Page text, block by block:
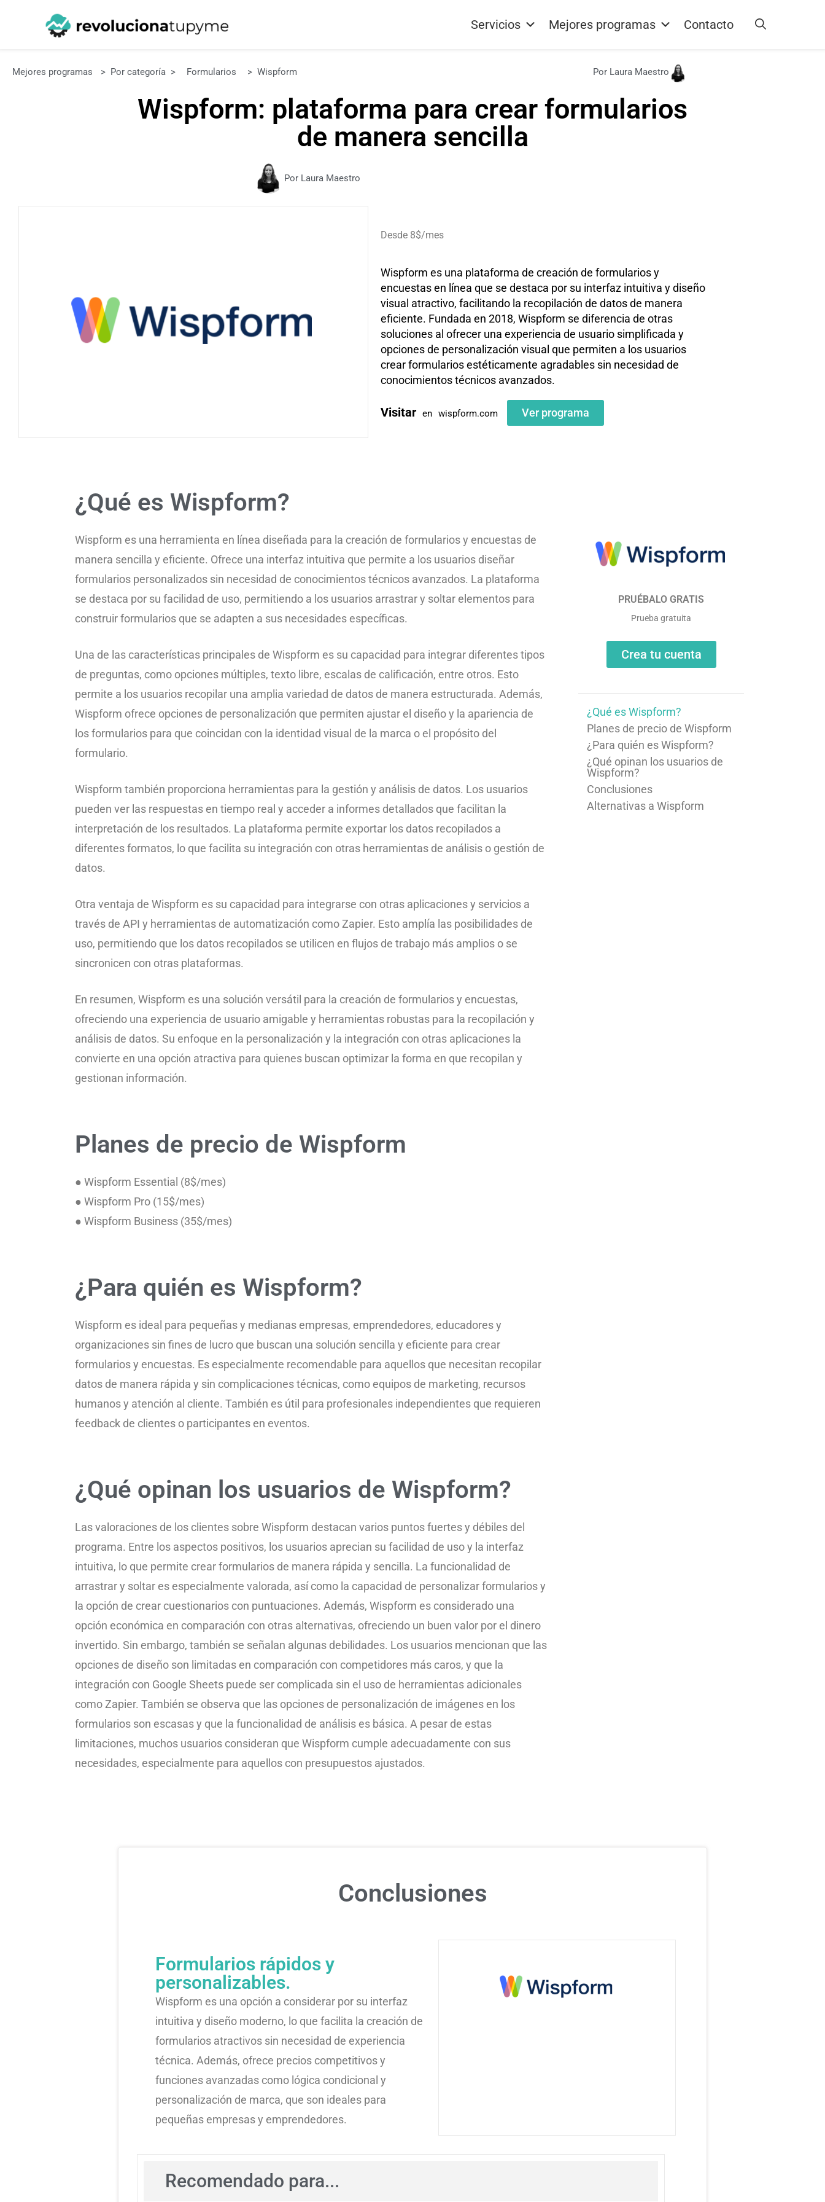
Servicios Mejores programas Contacto
Mejores programas > Por categoría > Formularios > Wispform Por Laura Maestro
Wispform: plataforma para crear formularios
de manera sencilla
Por Laura Maestro
Desde 8$/mes
Wispform es una plataforma de creación de formularios y
encuestas en línea que se destaca por su interfaz intuitiva y diseño
visual atractivo, facilitando la recopilación de datos de manera
eficiente. Fundada en 2018, Wispform se diferencia de otras
soluciones al ofrecer una experiencia de usuario simplificada y
opciones de personalización visual que permiten a los usuarios
crear formularios estéticamente agradables sin necesidad de
conocimientos técnicos avanzados.
Visitar en wispform.com Ver programa
¿Qué es Wispform?
Wispform es una herramienta en línea diseñada para la creación de formularios y encuestas de
manera sencilla y eficiente. Ofrece una interfaz intuitiva que permite a los usuarios diseñar
formularios personalizados sin necesidad de conocimientos técnicos avanzados. La plataforma
se destaca por su facilidad de uso, permitiendo a los usuarios arrastrar y soltar elementos para
construir formularios que se adapten a sus necesidades específicas.
Una de las características principales de Wispform es su capacidad para integrar diferentes tipos
de preguntas, como opciones múltiples, texto libre, escalas de calificación, entre otros. Esto
permite a los usuarios recopilar una amplia variedad de datos de manera estructurada. Además,
Wispform ofrece opciones de personalización que permiten ajustar el diseño y la apariencia de
los formularios para que coincidan con la identidad visual de la marca o el propósito del
formulario.
Wispform también proporciona herramientas para la gestión y análisis de datos. Los usuarios
pueden ver las respuestas en tiempo real y acceder a informes detallados que facilitan la
interpretación de los resultados. La plataforma permite exportar los datos recopilados a
diferentes formatos, lo que facilita su integración con otras herramientas de análisis o gestión de
datos.
Otra ventaja de Wispform es su capacidad para integrarse con otras aplicaciones y servicios a
través de API y herramientas de automatización como Zapier. Esto amplía las posibilidades de
uso, permitiendo que los datos recopilados se utilicen en flujos de trabajo más amplios o se
sincronicen con otras plataformas.
En resumen, Wispform es una solución versátil para la creación de formularios y encuestas,
ofreciendo una experiencia de usuario amigable y herramientas robustas para la recopilación y
análisis de datos. Su enfoque en la personalización y la integración con otras aplicaciones la
convierte en una opción atractiva para quienes buscan optimizar la forma en que recopilan y
gestionan información.
Planes de precio de Wispform
● Wispform Essential (8$/mes)
● Wispform Pro (15$/mes)
● Wispform Business (35$/mes)
¿Para quién es Wispform?
Wispform es ideal para pequeñas y medianas empresas, emprendedores, educadores y
organizaciones sin fines de lucro que buscan una solución sencilla y eficiente para crear
formularios y encuestas. Es especialmente recomendable para aquellos que necesitan recopilar
datos de manera rápida y sin complicaciones técnicas, como equipos de marketing, recursos
humanos y atención al cliente. También es útil para profesionales independientes que requieren
feedback de clientes o participantes en eventos.
¿Qué opinan los usuarios de Wispform?
Las valoraciones de los clientes sobre Wispform destacan varios puntos fuertes y débiles del
programa. Entre los aspectos positivos, los usuarios aprecian su facilidad de uso y la interfaz
intuitiva, lo que permite crear formularios de manera rápida y sencilla. La funcionalidad de
arrastrar y soltar es especialmente valorada, así como la capacidad de personalizar formularios y
la opción de crear cuestionarios con puntuaciones. Además, Wispform es considerado una
opción económica en comparación con otras alternativas, ofreciendo un buen valor por el dinero
invertido. Sin embargo, también se señalan algunas debilidades. Los usuarios mencionan que las
opciones de diseño son limitadas en comparación con competidores más caros, y que la
integración con Google Sheets puede ser complicada sin el uso de herramientas adicionales
como Zapier. También se observa que las opciones de personalización de imágenes en los
formularios son escasas y que la funcionalidad de análisis es básica. A pesar de estas
limitaciones, muchos usuarios consideran que Wispform cumple adecuadamente con sus
necesidades, especialmente para aquellos con presupuestos ajustados.
PRUÉBALO GRATIS
Prueba gratuita
Crea tu cuenta
¿Qué es Wispform?
Planes de precio de Wispform
¿Para quién es Wispform?
¿Qué opinan los usuarios de
Wispform?
Conclusiones
Alternativas a Wispform
Conclusiones
Formularios rápidos y
personalizables.
Wispform es una opción a considerar por su interfaz
intuitiva y diseño moderno, lo que facilita la creación de
formularios atractivos sin necesidad de experiencia
técnica. Además, ofrece precios competitivos y
funciones avanzadas como lógica condicional y
personalización de marca, que son ideales para
pequeñas empresas y emprendedores.
Recomendado para...